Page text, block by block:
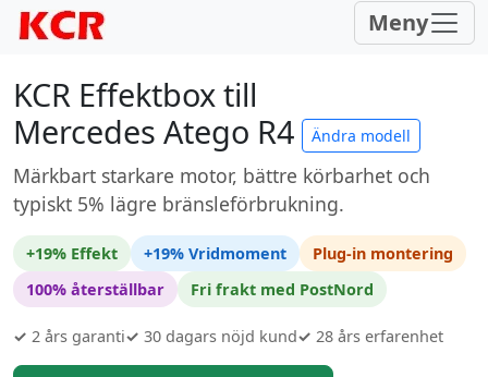
Meny
KCR Effektbox till
Mercedes Atego R4
Ändra modell
Märkbart starkare motor, bättre körbarhet och
typiskt 5% lägre bränsleförbrukning.
+19% Effekt +19% Vridmoment
Plug-in montering
100% återställbar
Fri frakt med PostNord
✓ 2 års garanti✓ 30 dagars nöjd kund✓ 28 års erfarenhet